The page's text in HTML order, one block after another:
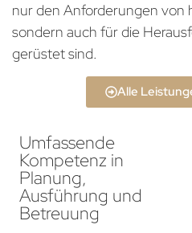
nur den Anforderungen von
sondern auch für die
gerüstet sind.
Alle
Umfassende
Kompetenz in
Planung,
Ausführung und
Betreuung